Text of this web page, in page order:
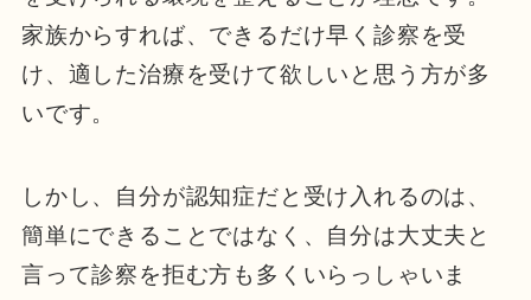
家族からすれば、できるだけ早く診察を受
け、適した治療を受けて欲しいと思う方が多
いです。
しかし、自分が認知症だと受け入れるのは、
簡単にできることではなく、自分は大丈夫と
言って診察を拒む方も多くいらっしゃいま